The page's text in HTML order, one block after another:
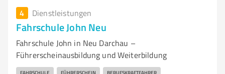
4 Dienstleistungen
Fahrschule John Neu
Fahrschule John in Neu Darchau –
Führerscheinausbildung und Weiterbildung
FAHRSCHULE FÜHRERSCHEIN BERUFSKRAFTFAHRER